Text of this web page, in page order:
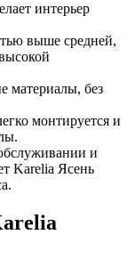
интерьер
выше средней,
материалы, без
монтируется и
и
Karelia Ясень